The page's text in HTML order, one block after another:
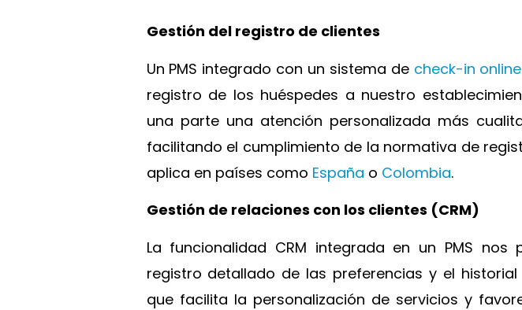
Gestión del registro de clientes
Un PMS integrado con un sistema de check-in online
registro de los huéspedes a nuestro
una parte una atención personalizada más
facilitando el cumplimiento de la normativa de
aplica en países como España o Colombia.
Gestión de relaciones con los clientes (CRM)
La funcionalidad CRM integrada en un PMS nos
registro detallado de las preferencias y el
que facilita la personalización de servicios y